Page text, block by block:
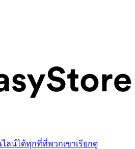
ลน์ได้ทุกที่ที่พวกเขาเรียกดู